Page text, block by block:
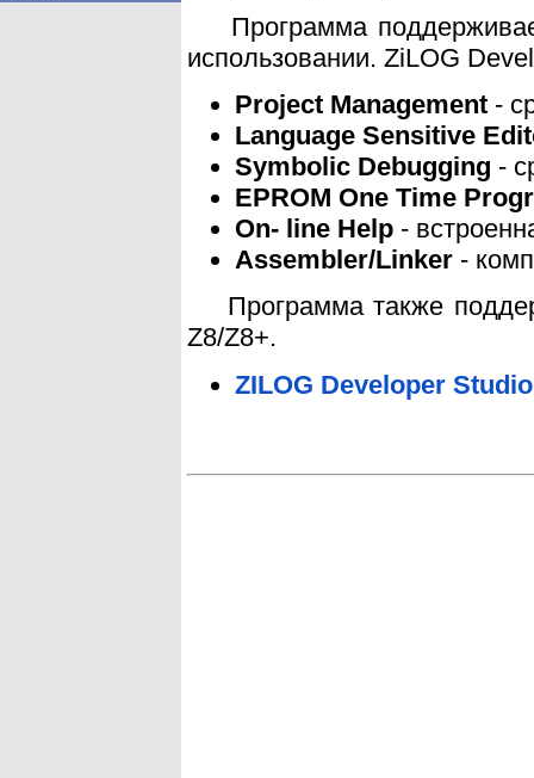
Программа
использовании. ZiLOG
Project Management -
Language Sensitive
Symbolic Debugging -
EPROM One Time
On- line Help -
Assembler/Linker -
Программа также
Z8/Z8+.
ZILOG Developer